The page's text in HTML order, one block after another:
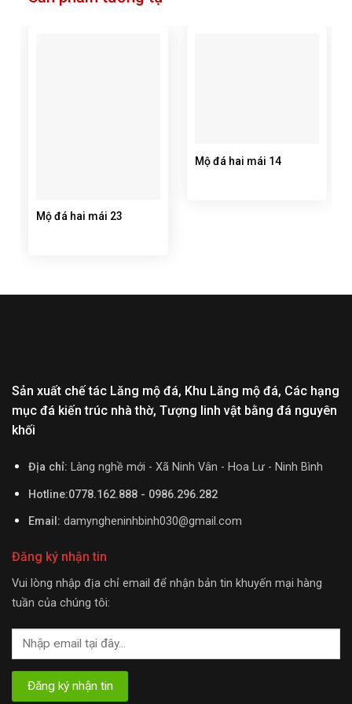
Mộ đá hai mái 23
Mộ đá hai mái 14
Sản xuất chế tác Lăng mộ đá, Khu Lăng mộ đá, Các hạng
mục đá kiến trúc nhà thờ, Tượng linh vật bằng đá nguyên
khối
Địa chỉ: Làng nghề mới - Xã Ninh Vân - Hoa Lư - Ninh Bình
Hotline:0778.162.888 - 0986.296.282
Email: damyngheninhbinh030@gmail.com
Đăng ký nhận tin
Vui lòng nhập địa chỉ email để nhận bản tin khuyến mại hàng
tuần của chúng tôi: